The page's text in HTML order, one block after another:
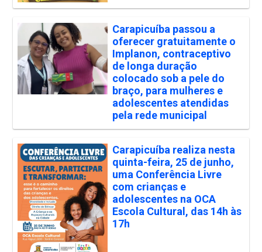
Carapicuíba passou a
oferecer gratuitamente o
Implanon, contraceptivo
de longa duração
colocado sob a pele do
braço, para mulheres e
adolescentes atendidas
pela rede municipal
Carapicuíba realiza nesta
quinta-feira, 25 de junho,
uma Conferência Livre
com crianças e
adolescentes na OCA
Escola Cultural, das 14h às
17h